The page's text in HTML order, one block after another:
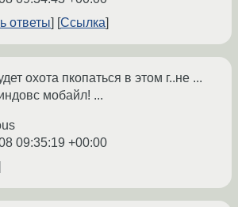
ответы
Ссылка
охота пкопаться в этом г..не ...
мобайл! ...
09:35:19 +00:00